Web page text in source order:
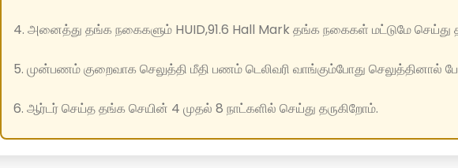
4. அனைத்து தங்க நகைகளும் HUID,91.6 Hall Mark தங்க நகைகள் மட்டுமே செய்து
5. முன்பணம் குறைவாக செலுத்தி மீதி பணம் டெலிவரி வாங்கும்போது செலுத்தினால்
6. ஆர்டர் செய்த தங்க செயின் 4 முதல் 8 நாட்களில் செய்து தருகிறோம்.